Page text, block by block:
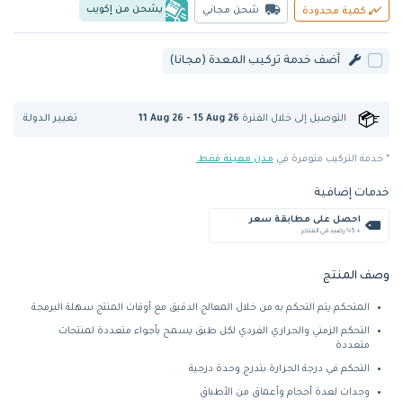
كمية محدودة شحن مجاني يشحن من إكويب
أضف خدمة تركيب المعدة (مجانا)
التوصيل إلى خلال الفترة 11 Aug 26 - 15 Aug 26 تغيير الدولة
* خدمة التركيب متوفرة في مدن معينة فقط.
خدمات إضافية
احصل على مطابقة سعر
+ %5 رصيد في المتجر
وصف المنتج
المتحكم يتم التحكم به من خلال المعالج الدقيق مع أوقات المنتج سهلة البرمجة
التحكم الزمني والحراري الفردي لكل طبق يسمح بأجواء متعددة لمنتجات
متعددة
التحكم في درجة الحرارة بتدرج وحدة درجية
وحدات لعدة أحجام وأعماق من الأطباق